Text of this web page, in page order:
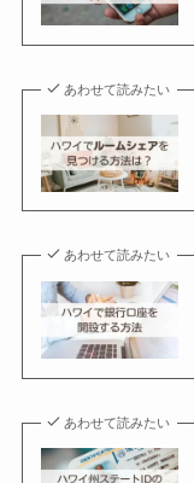
あわせて読みたい
あわせて読みたい
あわせて読みたい